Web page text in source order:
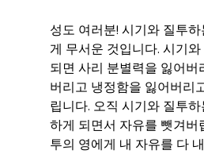
성도 여러분! 시기와 질투
게 무서운 것입니다. 시기
되면 사리 분별력을 잃어버
버리고 냉정함을 잃어버리
립니다. 오직 시기와 질투
하게 되면서 자유를 뺏겨버
투의 영에게 내 자유를 다